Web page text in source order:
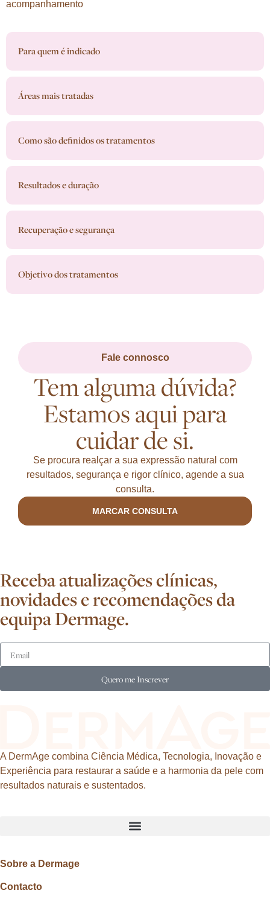
acompanhamento
Para quem é indicado
Áreas mais tratadas
Como são definidos os tratamentos
Resultados e duração
Recuperação e segurança
Objetivo dos tratamentos
Fale connosco
Tem alguma dúvida?
Estamos aqui para
cuidar de si.
Se procura realçar a sua expressão natural com
resultados, segurança e rigor clínico, agende a sua
consulta.
MARCAR CONSULTA
Receba atualizações clínicas,
novidades e recomendações da
equipa Dermage.
Quero me Inscrever
A DermAge combina Ciência Médica, Tecnologia, Inovação e
Experiência para restaurar a saúde e a harmonia da pele com
resultados naturais e sustentados.
Sobre a Dermage
Contacto